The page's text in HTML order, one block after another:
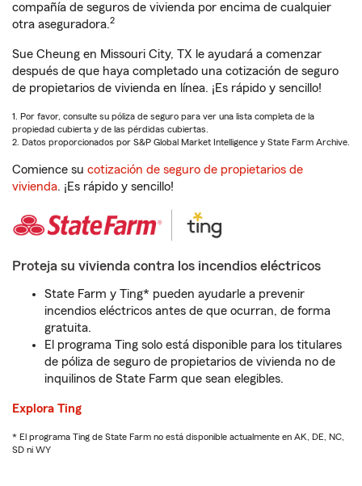
compañía de seguros de vivienda por encima de cualquier
otra aseguradora.2
Sue Cheung en Missouri City, TX le ayudará a comenzar
después de que haya completado una cotización de seguro
de propietarios de vivienda en línea. ¡Es rápido y sencillo!
1. Por favor, consulte su póliza de seguro para ver una lista completa de la
propiedad cubierta y de las pérdidas cubiertas.
2. Datos proporcionados por S&P Global Market Intelligence y State Farm Archive.
Comience su cotización de seguro de propietarios de
vivienda. ¡Es rápido y sencillo!
Proteja su vivienda contra los incendios eléctricos
State Farm y Ting* pueden ayudarle a prevenir
incendios eléctricos antes de que ocurran, de forma
gratuita.
El programa Ting solo está disponible para los titulares
de póliza de seguro de propietarios de vivienda no de
inquilinos de State Farm que sean elegibles.
Explora Ting
* El programa Ting de State Farm no está disponible actualmente en AK, DE, NC,
SD ni WY